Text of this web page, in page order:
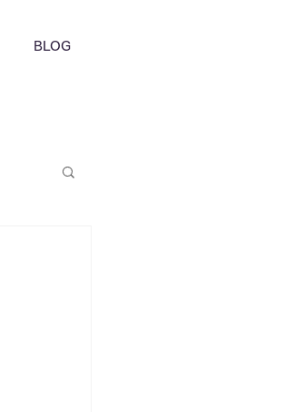
BLOG